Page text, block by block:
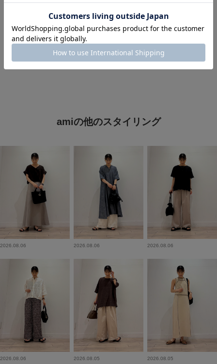
#かぐれパンツ #初夏のリラックススタイル
#最旬パンツスタイル #オトナカジュアル
#ベーシック/シンプル #休日スタイル #ゆったり
amiの他のスタイリング
2026.08.06 2026.08.06 2026.08.06
2026.08.06 2026.08.05 2026.08.05